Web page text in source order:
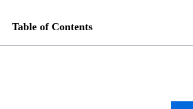
Table of Contents